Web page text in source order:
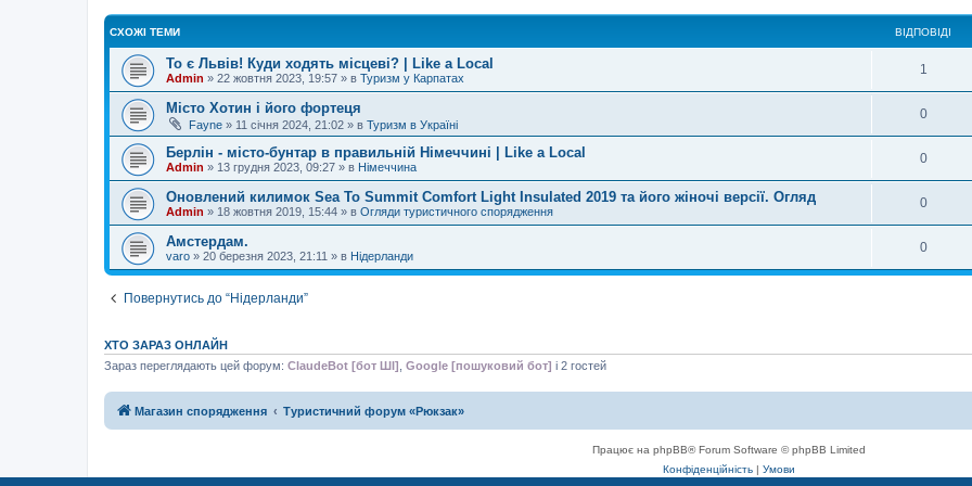
СХОЖІ ТЕМИ ВІДПОВІДІ
То є Львів! Куди ходять місцеві? | Like a Local
Admin » 22 жовтня 2023, 19:57 » в Туризм у Карпатах
1
Місто Хотин і його фортеця
Fayne » 11 січня 2024, 21:02 » в Туризм в Україні
0
Берлін - місто-бунтар в правильній Німеччині | Like a Local
Admin » 13 грудня 2023, 09:27 » в Німеччина
0
Оновлений килимок Sea To Summit Comfort Light Insulated 2019 та його жіночі версії. Огляд
Admin » 18 жовтня 2019, 15:44 » в Огляди туристичного спорядження
0
Амстердам.
varo » 20 березня 2023, 21:11 » в Нідерланди
0
Повернутись до “Нідерланди”
ХТО ЗАРАЗ ОНЛАЙН
Зараз переглядають цей форум: ClaudeBot [бот ШІ] Google [пошуковий бот] і 2 гостей
Магазин спорядження Туристичний форум «Рюкзак»
Працює на phpBB® Forum Software © phpBB Limited
Конфіденційність | Умови